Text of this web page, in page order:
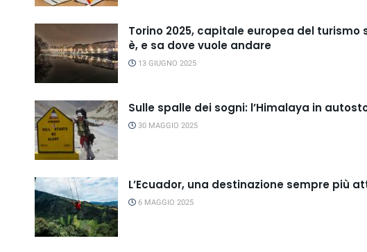
Torino 2025, capitale europea del
è, e sa dove vuole andare
13 GIUGNO 2025
Sulle spalle dei sogni: l’Himalaya in
30 MAGGIO 2025
L’Ecuador, una destinazione sempre più
6 MAGGIO 2025